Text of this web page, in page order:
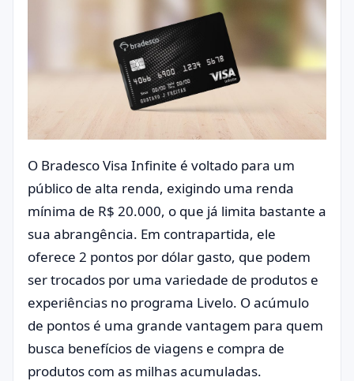
O Bradesco Visa Infinite é voltado para um
público de alta renda, exigindo uma renda
mínima de R$ 20.000, o que já limita bastante a
sua abrangência. Em contrapartida, ele
oferece 2 pontos por dólar gasto, que podem
ser trocados por uma variedade de produtos e
experiências no programa Livelo. O acúmulo
de pontos é uma grande vantagem para quem
busca benefícios de viagens e compra de
produtos com as milhas acumuladas.